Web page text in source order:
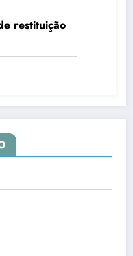
restituição